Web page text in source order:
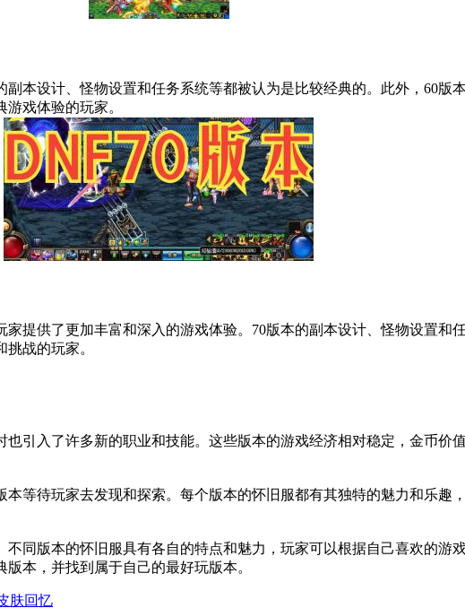
本设计、怪物设置和任务系统等都被认为是比较经典的。此外，60版
戏体验的玩家。
提供了更加丰富和深入的游戏体验。70版本的副本设计、怪物设置和
战的玩家。
引入了许多新的职业和技能。这些版本的游戏经济相对稳定，金币价
等待玩家去发现和探索。每个版本的怀旧服都有其独特的魅力和乐趣
同版本的怀旧服具有各自的特点和魅力，玩家可以根据自己喜欢的游
本，并找到属于自己的最好玩版本。
肤回忆